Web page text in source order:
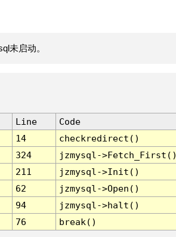
未启动。
Line
Code
14
checkredirect()
324
jzmysql-
211
jzmysql->Init()
62
jzmysql->Open()
94
jzmysql->halt()
76 break()